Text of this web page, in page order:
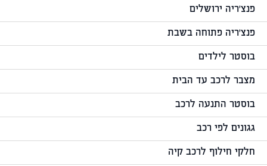
פנצ'ריה ירושלים
פנצ'ריה פתוחה בשבת
בוסטר לילדים
מצבר לרכב עד הבית
בוסטר התנעה לרכב
גגונים לפי רכב
חלקי חילוף לרכב קיה